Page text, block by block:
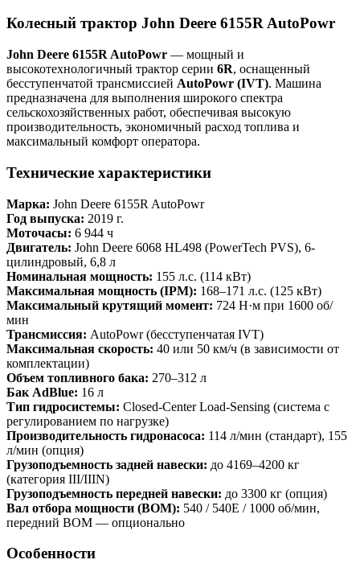
Колесный трактор John Deere 6155R AutoPowr
John Deere 6155R AutoPowr — мощный и
высокотехнологичный трактор серии 6R, оснащенный
бесступенчатой трансмиссией AutoPowr (IVT). Машина
предназначена для выполнения широкого спектра
сельскохозяйственных работ, обеспечивая высокую
производительность, экономичный расход топлива и
максимальный комфорт оператора.
Технические характеристики
Марка: John Deere 6155R AutoPowr
Год выпуска: 2019 г.
Моточасы: 6 944 ч
Двигатель: John Deere 6068 HL498 (PowerTech PVS), 6-
цилиндровый, 6,8 л
Номинальная мощность: 155 л.с. (114 кВт)
Максимальная мощность (IPM): 168–171 л.с. (125 кВт)
Максимальный крутящий момент: 724 Н·м при 1600 об/
мин
Трансмиссия: AutoPowr (бесступенчатая IVT)
Максимальная скорость: 40 или 50 км/ч (в зависимости от
комплектации)
Объем топливного бака: 270–312 л
Бак AdBlue: 16 л
Тип гидросистемы: Closed-Center Load-Sensing (система с
регулированием по нагрузке)
Производительность гидронасоса: 114 л/мин (стандарт), 155
л/мин (опция)
Грузоподъемность задней навески: до 4169–4200 кг
(категория III/IIIN)
Грузоподъемность передней навески: до 3300 кг (опция)
Вал отбора мощности (ВОМ): 540 / 540E / 1000 об/мин,
передний ВОМ — опционально
Особенности